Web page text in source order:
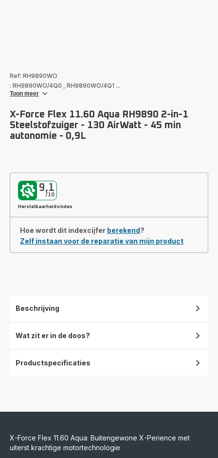
Ref: RH9890WO
: RH9890WO/4Q0
RH9890WO/4Q1 ...
Toon meer
X-Force Flex 11.60 Aqua RH9890 2-in-1
Steelstofzuiger - 130 AirWatt - 45 min
autonomie - 0,9L
9,1
/10
Herstelbaarheidsindex
Hoe wordt dit indexcijfer berekend?
Zelf instaan voor de reparatie van mijn product
Beschrijving
Wat zit er in de doos?
Productspecificaties
X-Force Flex 11.60 Aqua: Buitengewone X-Perience met
uiterst krachtige motortechnologie